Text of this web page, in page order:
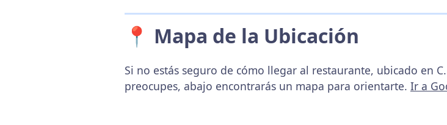
📍 Mapa de la Ubicación
Si no estás seguro de cómo llegar al restaurante, ubicado en
preocupes, abajo encontrarás un mapa para orientarte. Ir a